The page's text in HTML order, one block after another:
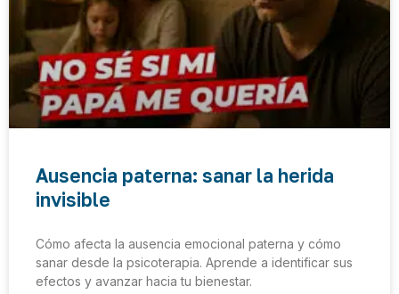
Ausencia paterna: sanar la herida
invisible
Cómo afecta la ausencia emocional paterna y cómo
sanar desde la psicoterapia. Aprende a identificar sus
efectos y avanzar hacia tu bienestar.